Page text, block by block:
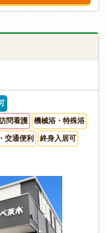
問看護 機械浴・特殊浴
交通便利 終身入居可